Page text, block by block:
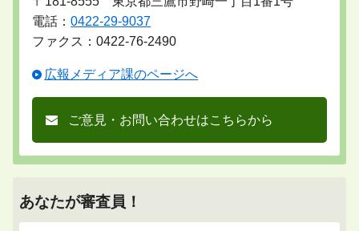
電話：0422-29-9037
ファクス：0422-76-2490
広報メディア課のページへ
ご意見・お問い合わせはこちらから
あなたが審査員！